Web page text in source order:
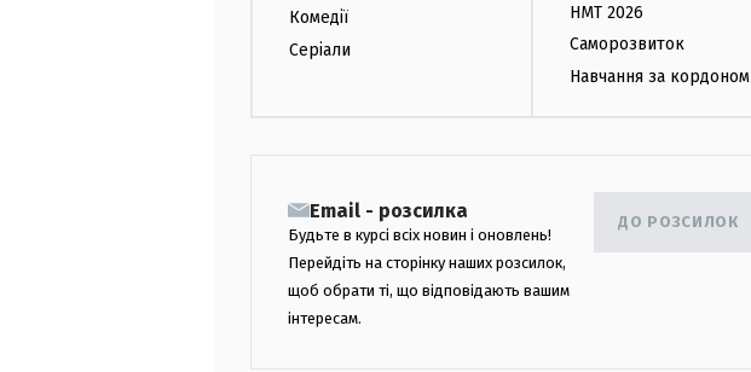
Комедії
Серіали
НМТ 2026
Саморозвиток
Навчання за кордоном
Email - розсилка
Будьте в курсі всіх новин і оновлень!
Перейдіть на сторінку наших розсилок,
щоб обрати ті, що відповідають вашим
інтересам.
ДО РОЗСИЛОК